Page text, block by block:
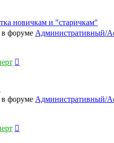
новичкам и "старичкам"
в форуме Административный/
в форуме Административный/